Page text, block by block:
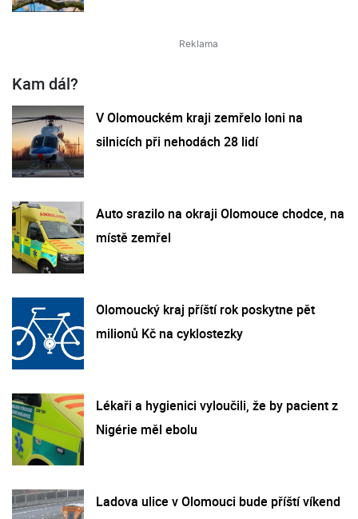
Kam dál?
V Olomouckém kraji zemřelo loni na
silnicích při nehodách 28 lidí
Auto srazilo na okraji Olomouce chodce, na
místě zemřel
Olomoucký kraj příští rok poskytne pět
milionů Kč na cyklostezky
Lékaři a hygienici vyloučili, že by pacient z
Nigérie měl ebolu
Ladova ulice v Olomouci bude příští víkend